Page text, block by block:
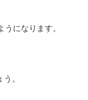
になります。
。